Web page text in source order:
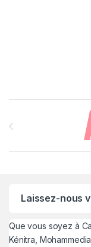
Brands
Laissez-nous
Que vous soyez à
Kénitra,